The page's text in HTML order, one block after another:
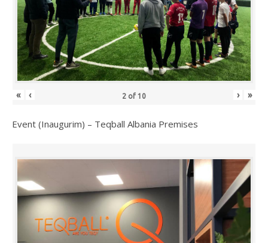
« ‹ 2 of 10 › »
Event (Inaugurim) – Teqball Albania Premises